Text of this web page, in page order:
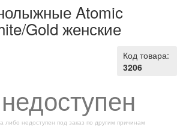
Atomic
Gold женские
Код товара:
3206
либо недоступен под заказ по другим причинам